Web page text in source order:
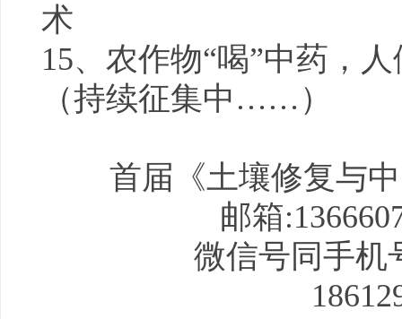
术
15、农作物“喝”中药，
（持续征集中……）
首届《土壤修复与
邮箱
微信号同手机